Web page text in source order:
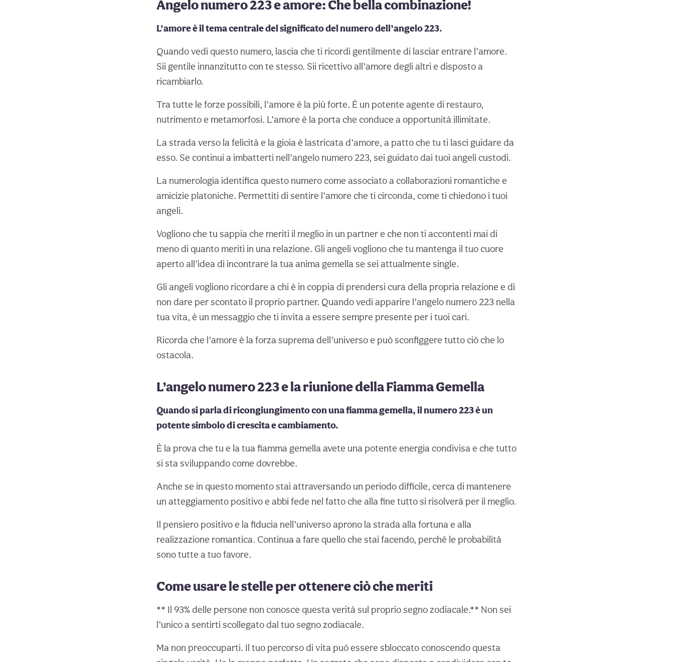
Angelo numero 223 e amore: Che bella combinazione!
L’amore è il tema centrale del significato del numero dell’angelo 223.
Quando vedi questo numero, lascia che ti ricordi gentilmente di lasciar entrare l’amore.
Sii gentile innanzitutto con te stesso. Sii ricettivo all’amore degli altri e disposto a
ricambiarlo.
Tra tutte le forze possibili, l’amore è la più forte. È un potente agente di restauro,
nutrimento e metamorfosi. L’amore è la porta che conduce a opportunità illimitate.
La strada verso la felicità e la gioia è lastricata d’amore, a patto che tu ti lasci guidare da
esso. Se continui a imbatterti nell’angelo numero 223, sei guidato dai tuoi angeli custodi.
La numerologia identifica questo numero come associato a collaborazioni romantiche e
amicizie platoniche. Permettiti di sentire l’amore che ti circonda, come ti chiedono i tuoi
angeli.
Vogliono che tu sappia che meriti il meglio in un partner e che non ti accontenti mai di
meno di quanto meriti in una relazione. Gli angeli vogliono che tu mantenga il tuo cuore
aperto all’idea di incontrare la tua anima gemella se sei attualmente single.
Gli angeli vogliono ricordare a chi è in coppia di prendersi cura della propria relazione e di
non dare per scontato il proprio partner. Quando vedi apparire l’angelo numero 223 nella
tua vita, è un messaggio che ti invita a essere sempre presente per i tuoi cari.
Ricorda che l’amore è la forza suprema dell’universo e può sconfiggere tutto ciò che lo
ostacola.
L’angelo numero 223 e la riunione della Fiamma Gemella
Quando si parla di ricongiungimento con una fiamma gemella, il numero 223 è un
potente simbolo di crescita e cambiamento.
È la prova che tu e la tua fiamma gemella avete una potente energia condivisa e che tutto
si sta sviluppando come dovrebbe.
Anche se in questo momento stai attraversando un periodo difficile, cerca di mantenere
un atteggiamento positivo e abbi fede nel fatto che alla fine tutto si risolverà per il meglio.
Il pensiero positivo e la fiducia nell’universo aprono la strada alla fortuna e alla
realizzazione romantica. Continua a fare quello che stai facendo, perché le probabilità
sono tutte a tuo favore.
Come usare le stelle per ottenere ciò che meriti
** Il 93% delle persone non conosce questa verità sul proprio segno zodiacale.** Non sei
l’unico a sentirti scollegato dal tuo segno zodiacale.
Ma non preoccuparti. Il tuo percorso di vita può essere sbloccato conoscendo questa